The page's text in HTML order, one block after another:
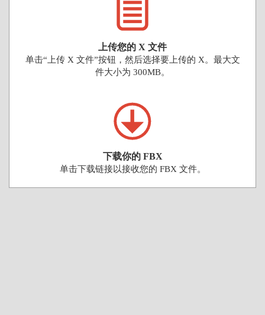
上传您的 X 文件
单击“上传 X 文件”按钮，然后选择要上传的 X。最大文
件大小为 300MB。
下载你的 FBX
单击下载链接以接收您的 FBX 文件。